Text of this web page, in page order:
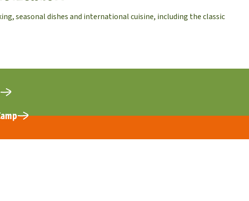
seasonal dishes and international cuisine, including the classic